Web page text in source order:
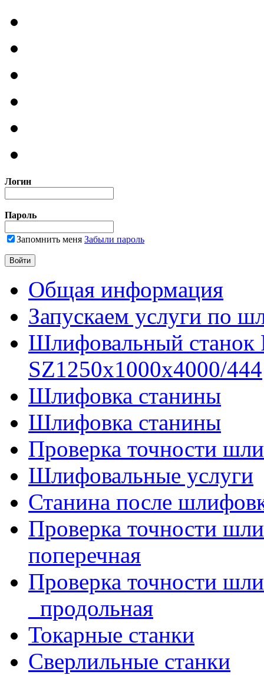
Логин
Пароль
Запомнить меня Забыли пароль
Общая информация
Запускаем услуги по
Шлифовальный
SZ1250x1000x4000/444
Шлифовка станины
Шлифовка станины
Проверка точности
Шлифовальные услуги
Станина после
Проверка точности
поперечная
Проверка точности
_продольная
Токарные станки
Сверлильные станки